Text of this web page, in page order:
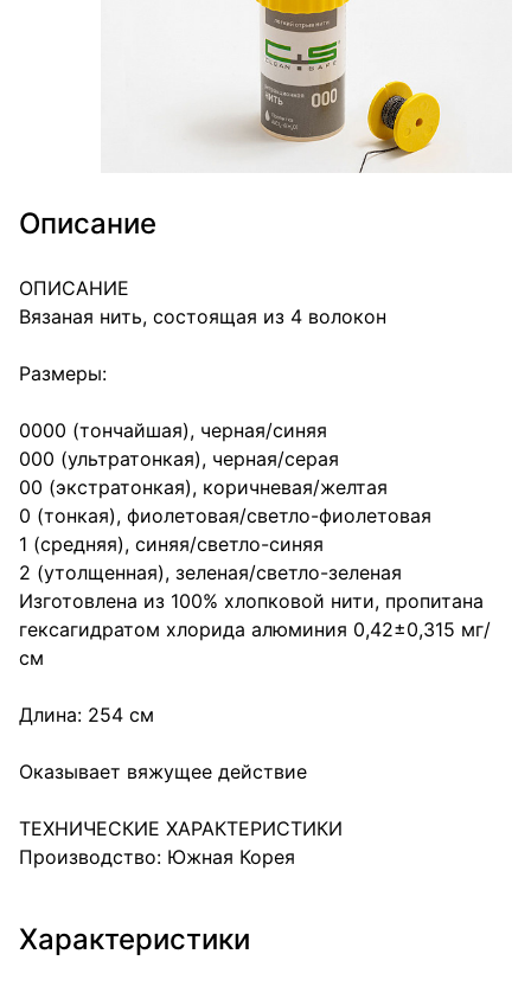
Описание
ОПИСАНИЕ
Вязаная нить, состоящая из 4 волокон
Размеры:
0000 (тончайшая), черная/синяя
000 (ультратонкая), черная/серая
00 (экстратонкая), коричневая/желтая
0 (тонкая), фиолетовая/светло-фиолетовая
1 (средняя), синяя/светло-синяя
2 (утолщенная), зеленая/светло-зеленая
Изготовлена из 100% хлопковой нити, пропитана
гексагидратом хлорида алюминия 0,42±0,315 мг/
см
Длина: 254 см
Оказывает вяжущее действие
ТЕХНИЧЕСКИЕ ХАРАКТЕРИСТИКИ
Производство: Южная Корея
Характеристики